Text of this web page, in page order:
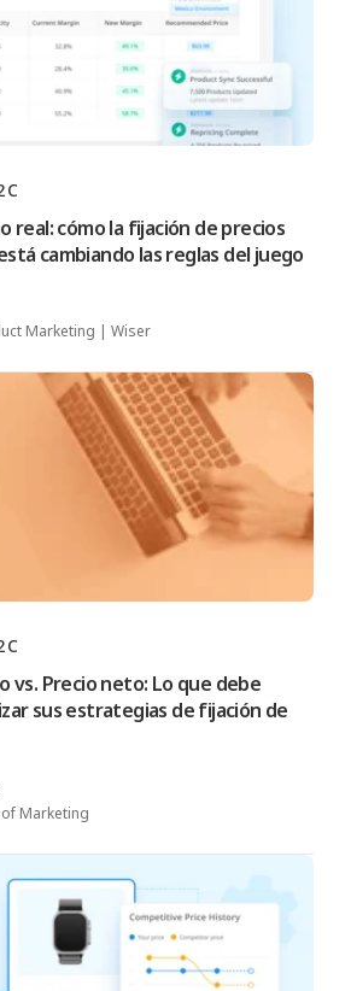
real: cómo la fijación de precios
cambiando las reglas del juego
Marketing | Wiser
vs. Precio neto: Lo que debe
sus estrategias de fijación de
Marketing